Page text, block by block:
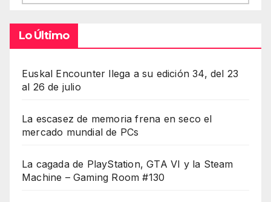
Lo Último
Euskal Encounter llega a su edición 34, del 23
al 26 de julio
La escasez de memoria frena en seco el
mercado mundial de PCs
La cagada de PlayStation, GTA VI y la Steam
Machine – Gaming Room #130